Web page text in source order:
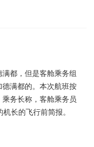
都，但是客舱乘务组
满都的。本次航班按
务长称，客舱乘务员
长的飞行前简报。